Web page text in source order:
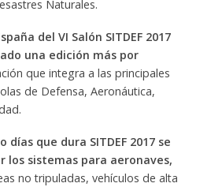
Naturales.
del VI Salón SITDEF 2017
una edición más por
que integra a las principales
de Defensa, Aeronáutica,
días que dura SITDEF 2017 se
los sistemas para aeronaves,
no tripuladas, vehículos de alta